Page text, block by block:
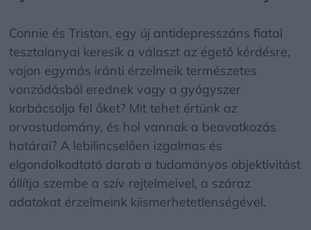
Connie és Tristan, egy új antidepresszáns fiatal
tesztalanyai keresik a választ az égető kérdésre,
vajon egymás iránti érzelmeik természetes
vonzódásból erednek vagy a gyógyszer
korbácsolja fel őket? Mit tehet értünk az
orvostudomány, és hol vannak a beavatkozás
határai? A lebilincselően izgalmas és
elgondolkodtató darab a tudományos objektivitást
állítja szembe a szív rejtelmeivel, a száraz
adatokat érzelmeink kiismerhetetlenségével.